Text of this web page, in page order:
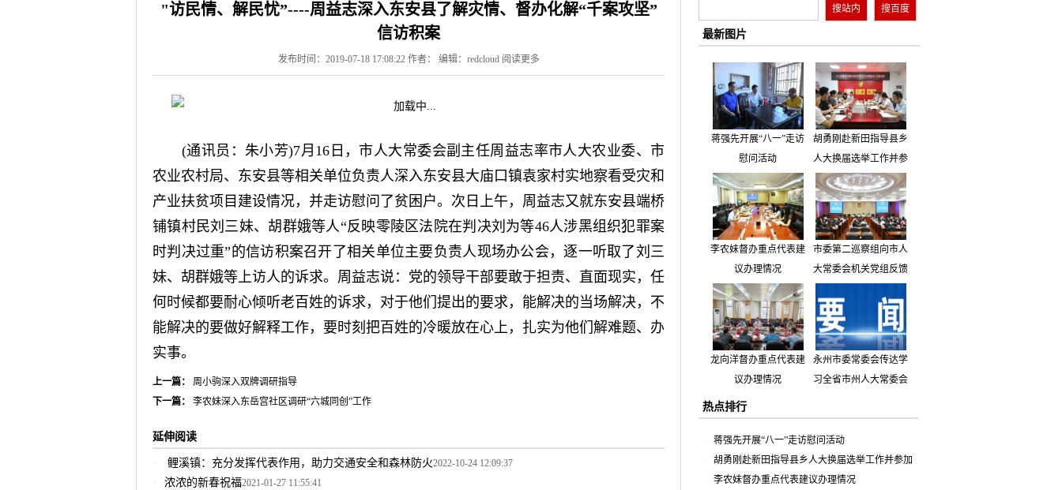
"访民情、解民忧”----周益志深入东安县了解灾情、督办化解“千案攻坚”
信访积案
发布时间：2019-07-18 17:08:22 作者： 编辑：redcloud 阅读更多
(通讯员：朱小芳)7月16日，市人大常委会副主任周益志率市人大农业委、市
农业农村局、东安县等相关单位负责人深入东安县大庙口镇袁家村实地察看受灾和
产业扶贫项目建设情况，并走访慰问了贫困户。次日上午，周益志又就东安县端桥
铺镇村民刘三妹、胡群娥等人“反映零陵区法院在判决刘为等46人涉黑组织犯罪案
时判决过重”的信访积案召开了相关单位主要负责人现场办公会，逐一听取了刘三
妹、胡群娥等上访人的诉求。周益志说：党的领导干部要敢于担责、直面现实，任
何时候都要耐心倾听老百姓的诉求，对于他们提出的要求，能解决的当场解决，不
能解决的要做好解释工作，要时刻把百姓的冷暖放在心上，扎实为他们解难题、办
实事。
上一篇：
周小驹深入双牌调研指导
下一篇：
李农妹深入东岳宫社区调研“六城同创”工作
延伸阅读
鲤溪镇：充分发挥代表作用，助力交通安全和森林防火2022-10-24 12:09:37
浓浓的新春祝福2021-01-27 11:55:41
最新图片
蒋强先开展“八一”走访
慰问活动
胡勇刚赴新田指导县乡
人大换届选举工作并参
加市人大代表小组主题
活动
李农妹督办重点代表建
议办理情况
市委第二巡察组向市人
大常委会机关党组反馈
龙向洋督办重点代表建
议办理情况
永州市委常委会传达学
习全省市州人大常委会
关精神 专题听取省人
大常委会执法检查组到
永州开展大气污染防治
相关法律法规执法检查
热点排行
蒋强先开展“八一”走访慰问活动
胡勇刚赴新田指导县乡人大换届选举工作并参加
市人大代表小组主题活动
李农妹督办重点代表建议办理情况